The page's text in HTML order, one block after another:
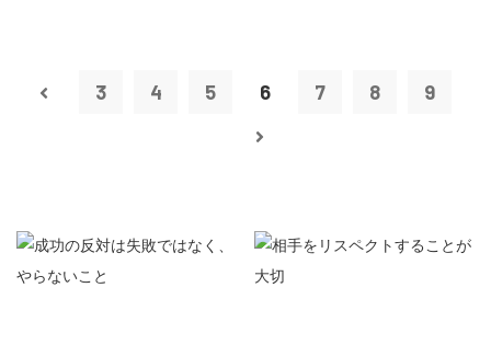
3 4 5 6 7 8 9